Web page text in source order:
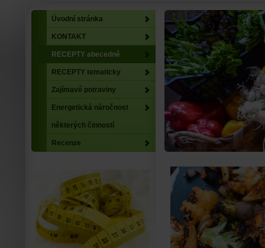
Úvodní stránka
KONTAKT
RECEPTY abecedně
RECEPTY tematicky
Zajímavé potraviny
Energetická náročnost
některých činností
Recenze